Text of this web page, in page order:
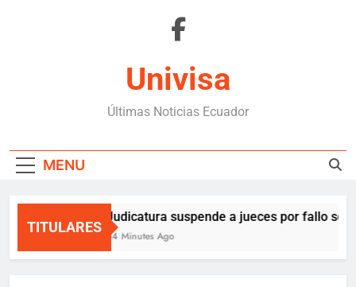
Univisa
Últimas Noticias Ecuador
MENU
TITULARES
Judicatura suspende a jueces por fallo
54 Minutes Ago